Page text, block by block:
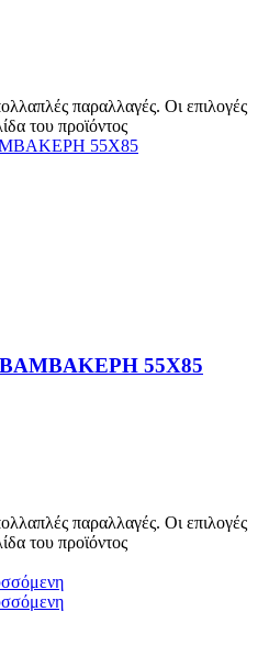
παραλλαγές. Οι επιλογές
του προϊόντος
55Χ85
παραλλαγές. Οι επιλογές
του προϊόντος